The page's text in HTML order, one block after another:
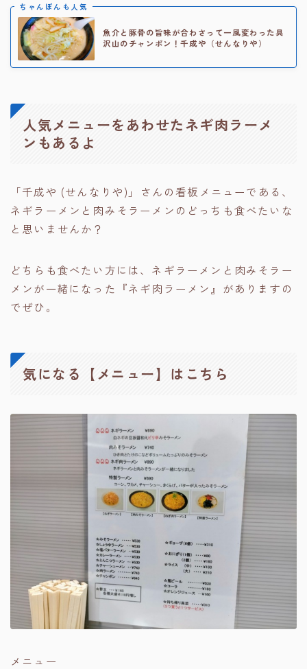
ちゃんぽんも人気
魚介と豚骨の旨味が合わさって一風変わった具
沢山のチャンポン！千成や（せんなりや）
人気メニューをあわせたネギ肉ラーメ
ンもあるよ
「千成や (せんなりや)」さんの看板メニューである、
ネギラーメンと肉みそラーメンのどっちも食べたいな
と思いませんか？
どちらも食べたい方には、ネギラーメンと肉みそラー
メンが一緒になった『ネギ肉ラーメン』がありますの
でぜひ。
気になる【メニュー】はこちら
メニュー